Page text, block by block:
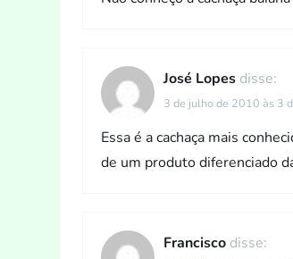
José Lopes disse:
3 de julho de 2010 às 3
Essa é a cachaça mais
de um produto diferenciado
Francisco disse: